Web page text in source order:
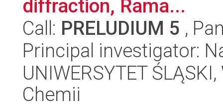
diffraction, Rama...
Call: PRELUDIUM 5 ,
Principal investigator:
UNIWERSYTET
Chemii